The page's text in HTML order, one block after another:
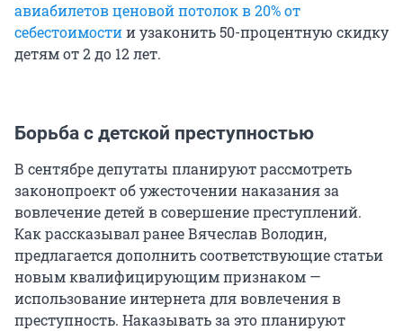
авиабилетов ценовой потолок в 20% от
себестоимостии узаконить 50-процентную скидку
детям от 2 до 12 лет.
Борьба с детской преступностью
В сентябре депутаты планируют рассмотреть
законопроект об ужесточении наказания за
вовлечение детей в совершение преступлений.
Как рассказывал ранее Вячеслав Володин,
предлагается дополнить соответствующие статьи
новым квалифицирующим признаком —
использование интернета для вовлечения в
преступность. Наказывать за это планируют